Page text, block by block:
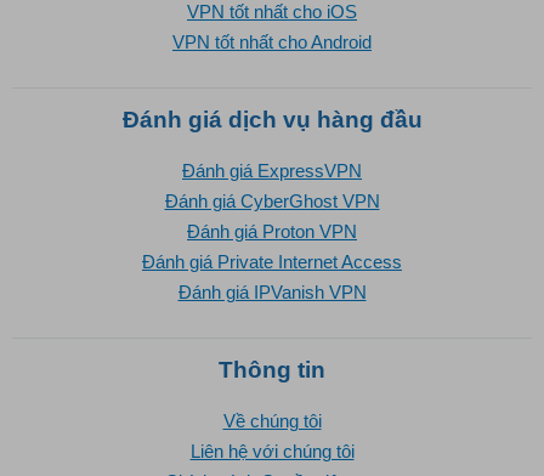
VPN tốt nhất cho iOS
VPN tốt nhất cho Android
Đánh giá dịch vụ hàng đầu
Đánh giá ExpressVPN
Đánh giá CyberGhost VPN
Đánh giá Proton VPN
Đánh giá Private Internet Access
Đánh giá IPVanish VPN
Thông tin
Về chúng tôi
Liên hệ với chúng tôi